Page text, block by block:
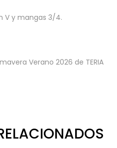
V y mangas 3/4.
Verano 2026 de TERIA